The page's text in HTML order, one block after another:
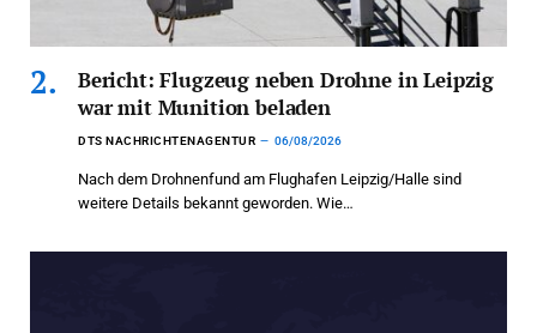
Bericht: Flugzeug neben Drohne in Leipzig
war mit Munition beladen
DTS NACHRICHTENAGENTUR 06/08/2026
Nach dem Drohnenfund am Flughafen Leipzig/Halle sind
weitere Details bekannt geworden. Wie…